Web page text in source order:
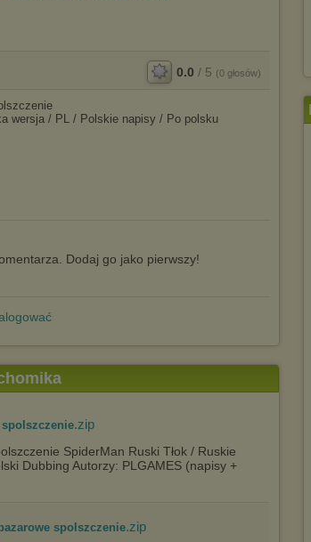
0.0 / 5 (0 głosów)
wersja / PL / Polskie napisy / Po polsku
Dodaj go jako pierwszy!
spolszczenie.zip
SpiderMan Ruski Tłok / Ruskie
Dubbing Autorzy: PLGAMES (napisy +
spolszczenie.zip